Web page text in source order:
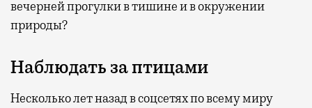
вечерней прогулки в тишине и в окружении
природы?
Наблюдать за птицами
Несколько лет назад в соцсетях по всему миру